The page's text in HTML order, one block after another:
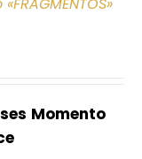
Momento